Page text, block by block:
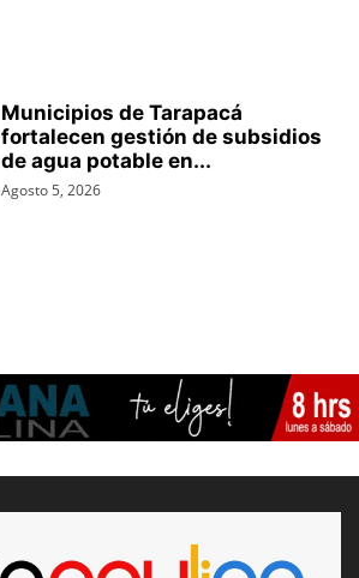
Municipios de Tarapacá
fortalecen gestión de subsidios
de agua potable en...
Agosto 5, 2026